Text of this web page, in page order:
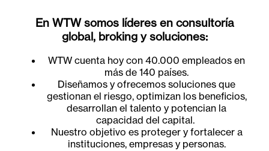
En WTW somos líderes en consultoría
global, broking y soluciones:
WTW cuenta hoy con 40.000 empleados en
más de 140 países.
Diseñamos y ofrecemos soluciones que
gestionan el riesgo, optimizan los beneficios,
desarrollan el talento y potencian la
capacidad del capital.
Nuestro objetivo es proteger y fortalecer a
instituciones, empresas y personas.